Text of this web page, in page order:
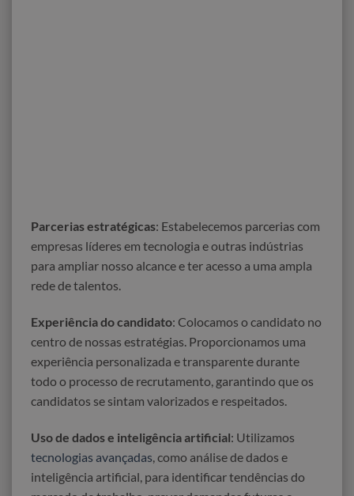
Parcerias estratégicas: Estabelecemos parcerias com
empresas líderes em tecnologia e outras indústrias
para ampliar nosso alcance e ter acesso a uma ampla
rede de talentos.
Experiência do candidato: Colocamos o candidato no
centro de nossas estratégias. Proporcionamos uma
experiência personalizada e transparente durante
todo o processo de recrutamento, garantindo que os
candidatos se sintam valorizados e respeitados.
Uso de dados e inteligência artificial: Utilizamos
tecnologias avançadas, como análise de dados e
inteligência artificial, para identificar tendências do